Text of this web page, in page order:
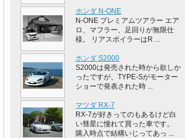
ホンダ N-ONE
N-ONE プレミアムツアラー エア
ロ、マフラー、足回りが無限仕
様。 リアスポイラーはR ...
ホンダ S2000
S2000は発売された時から欲しか
ったですが、TYPE-Sがモーター
ショーで発表された時 ...
マツダ RX-7
RX-7が好きってのもあるけど白
い彗星に憧れて買った車です。
購入時点で結構いじってあっ ...